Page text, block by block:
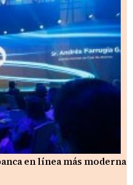
en línea más moderna